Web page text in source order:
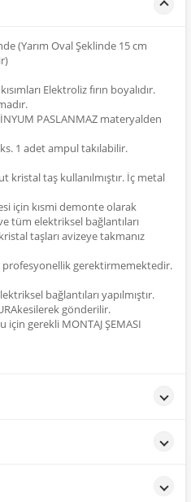
(Yarım Oval Şeklinde 15 cm
Elektroliz fırın boyalıdır.
PASLANMAZ materyalden
1 adet ampul takılabilir.
kristal taş kullanılmıştır. İç metal
için kısmi demonte olarak
tüm elektriksel bağlantıları
taşları avizeye takmanız
gerektirmemektedir.
bağlantıları yapılmıştır.
gönderilir.
gerekli MONTAJ ŞEMASI